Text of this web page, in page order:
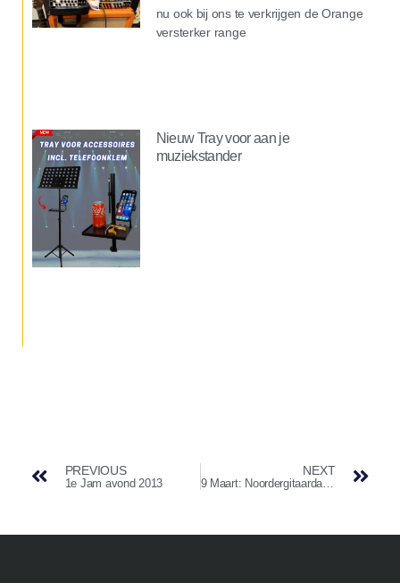
nu ook bij ons te verkrijgen de Orange
versterker range
Nieuw Tray voor aan je
muziekstander
PREVIOUS
1e Jam avond 2013
NEXT
9 Maart: Noordergitaardag in Zuidbroek